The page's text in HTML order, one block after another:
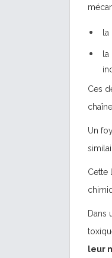
Ces
Un
Cette
Dans
leur